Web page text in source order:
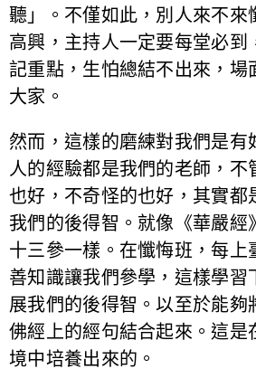
聽」。不僅如此，別人來不來
高興，主持人一定要每堂必到
記重點，生怕總結不出來，場
大家。
然而，這樣的磨練對我們是有
人的經驗都是我們的老師，不
也好，不奇怪的也好，其實都
我們的後得智。就像《華嚴經
十三參一樣。在懺悔班，每上
善知識讓我們參學，這樣學習
展我們的後得智。以至於能夠
佛經上的經句結合起來。這是
境中培養出來的。